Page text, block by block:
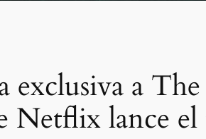
exclusiva a
Netflix lance